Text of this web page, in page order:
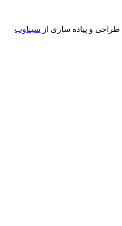
طراحی و پیاده سازی از سیناوب